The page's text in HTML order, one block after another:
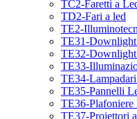
TC2-Faretti a
TD2-Fari a led
TE2-
TE31-
TE32-
TE33-
TE34-
TE35-Pannelli
TE36-Plafoniere
TE37-Proiettori